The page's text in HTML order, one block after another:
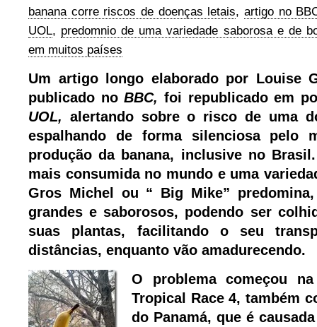
banana corre riscos de doenças letais,artigo no
UOL, predomnio de uma variedade saborosa e de
em muitos países
Um artigo longo elaborado por Louise
publicado noBBC,foi republicado em
UOL, alertando sobre o risco de uma
espalhando de forma silenciosa pelo
produção da banana, inclusive no
mais consumida no mundo e uma
Gros Michel ou “ Big Mike”
grandes e saborosos, podendo ser
suas plantas, facilitando o seu
distâncias, enquanto vão amadurecendo.
O problema começou
Tropical Race 4, também
do Panamá, que é